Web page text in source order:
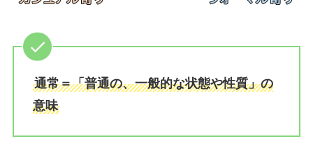
通常＝「普通の、一般的な状態や性質」の
意味